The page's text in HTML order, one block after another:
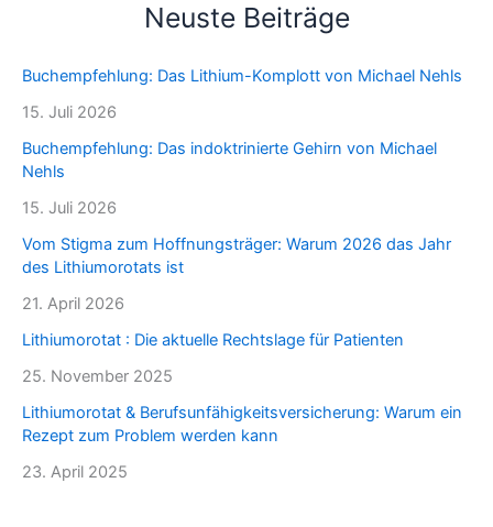
Neuste Beiträge
Buchempfehlung: Das Lithium-Komplott von Michael Nehls
15. Juli 2026
Buchempfehlung: Das indoktrinierte Gehirn von Michael
Nehls
15. Juli 2026
Vom Stigma zum Hoffnungsträger: Warum 2026 das Jahr
des Lithiumorotats ist
21. April 2026
Lithiumorotat : Die aktuelle Rechtslage für Patienten
25. November 2025
Lithiumorotat & Berufsunfähigkeitsversicherung: Warum ein
Rezept zum Problem werden kann
23. April 2025